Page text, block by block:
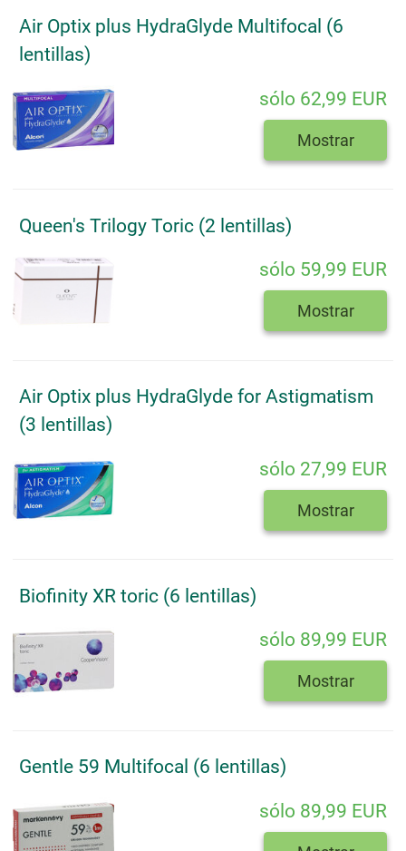
Air Optix plus HydraGlyde Multifocal (6
lentillas)
sólo 62,99 EUR
Mostrar
Queen's Trilogy Toric (2 lentillas)
sólo 59,99 EUR
Mostrar
Air Optix plus HydraGlyde for Astigmatism
(3 lentillas)
sólo 27,99 EUR
Mostrar
Biofinity XR toric (6 lentillas)
sólo 89,99 EUR
Mostrar
Gentle 59 Multifocal (6 lentillas)
sólo 89,99 EUR